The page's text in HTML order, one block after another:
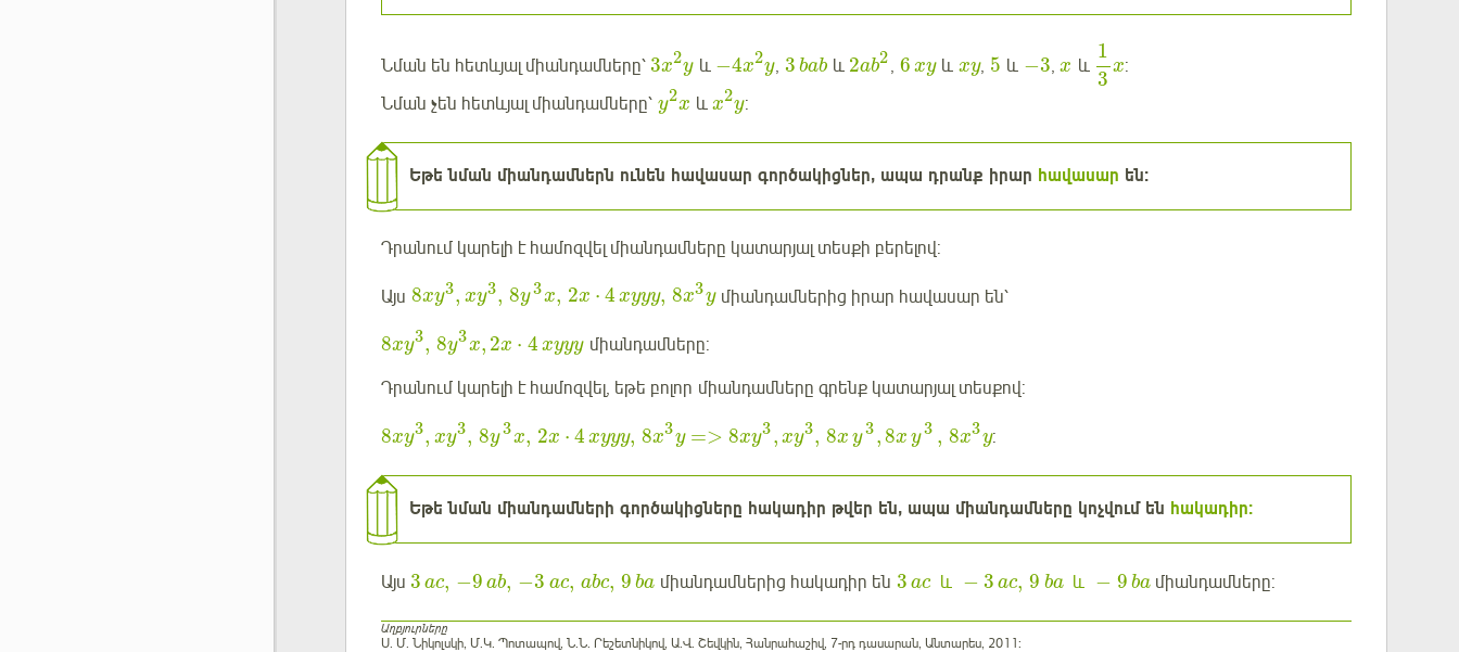
Նման են հետևյալ միանդամները՝ 3x2y և −4x2y,3 bab և 2ab2, 6 xyևxy, 5 և −3,x և
1
3
x:
Նման չեն հետևյալ միանդամները՝ y2x ևx2y:
Եթե նման միանդամներն ունեն հավասար գործակիցներ, ապա դրանք իրար հավասար են:
Դրանում կարելի է համոզվել միանդամները կատարյալ տեսքի բերելով:
Այս 8xy3, xy3, 8y3x, 2x ⋅ 4 xyyy, 8x3yմիանդամներից իրար հավասար են՝
8xy3, 8y3x, 2x ⋅ 4 xyyyմիանդամները:
Դրանում կարելի է համոզվել, եթե բոլոր միանդամները գրենք կատարյալ տեսքով:
8xy3, xy3, 8y3x, 2x ⋅ 4 xyyy, 8x3y => 8xy3, xy3, 8x y3,8x y3 , 8x3y:
Եթե նման միանդամների գործակիցները հակադիր թվեր են, ապա միանդամները կոչվում են հակադիր:
Այս 3 ac, −9 ab, −3 ac, abc, 9 ba միանդամներից հակադիր են3 ac և − 3 ac, 9 ba և − 9 ba միանդամները:
Աղբյուրները
Ս. Մ. Նիկոլսկի, Մ.Կ. Պոտապով, Ն.Ն. Րեշետնիկով, Ա.Վ. Շեվկին, Հանրահաշիվ, 7-րդ դասարան, Անտարես, 2011: